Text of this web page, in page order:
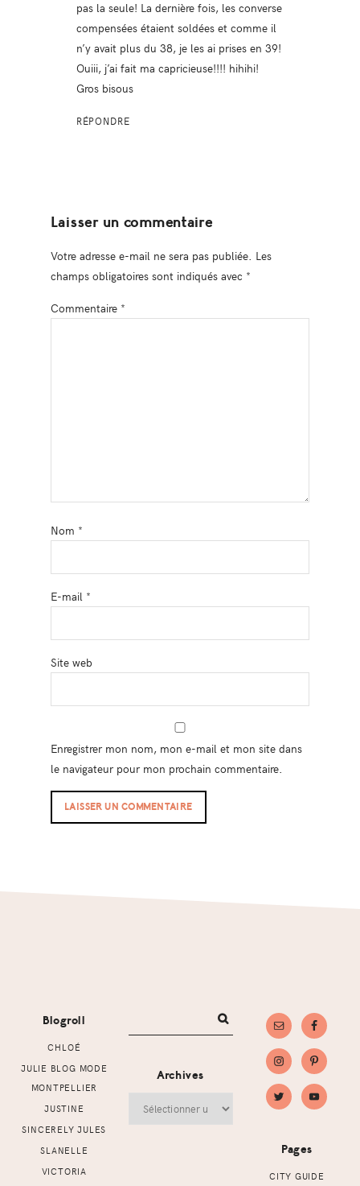
pas la seule! La dernière fois, les converse
compensées étaient soldées et comme il
n’y avait plus du 38, je les ai prises en 39!
Ouiii, j’ai fait ma capricieuse!!!! hihihi!
Gros bisous
RÉPONDRE
Laisser un commentaire
Votre adresse e-mail ne sera pas publiée. Les
champs obligatoires sont indiqués avec *
Commentaire *
Nom *
E-mail *
Site web
Enregistrer mon nom, mon e-mail et mon site dans
le navigateur pour mon prochain commentaire.
Blogroll
CHLOÉ
JULIE BLOG MODE
MONTPELLIER
JUSTINE
SINCERELY JULES
SLANELLE
VICTORIA
Archives
Pages
CITY GUIDE